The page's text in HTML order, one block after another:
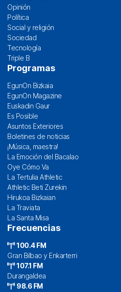
Opinión
Política
Social y religión
Sociedad
Tecnología
Triple B
Programas
EgunOn Bizkaia
EgunOn Magazine
Euskadin Gaur
Es Posible
Asuntos Exteriores
Boletines de noticias
¡Música, maestra!
La Emoción del Bacalao
Oye Cómo Va
La Tertulia Athletic
Athletic Beti Zurekin
Hirukoa Bizkaian
La Traviata
La Santa Misa
Frecuencias
100.4 FM
Gran Bilbao y Enkarterri
107.1 FM
Durangaldea
98.6 FM